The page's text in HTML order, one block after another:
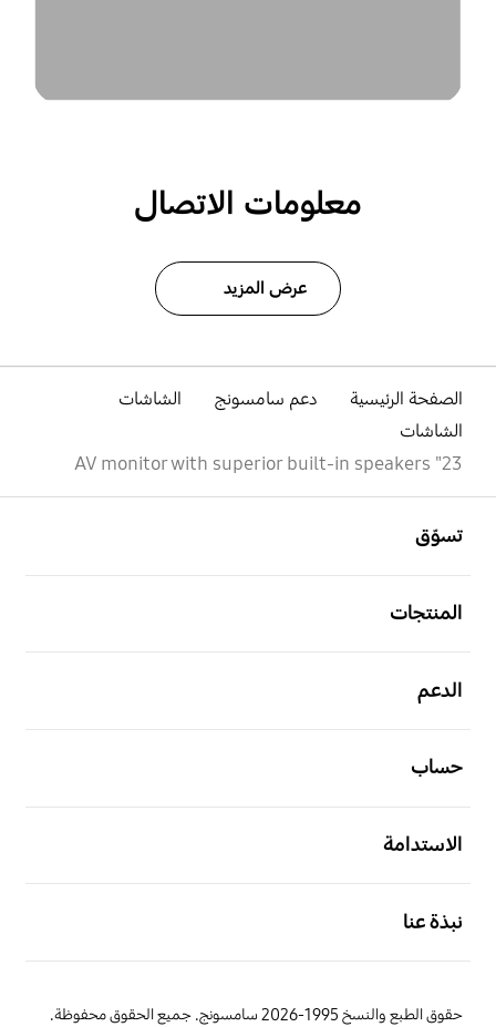
معلومات الاتصال
عرض المزيد
الصفحة الرئيسية دعم سامسونج
الشاشات
الشاشات
23" AV monitor with superior built-in speakers
تسوّق
المنتجات
الدعم
حساب
الاستدامة
نبذة عنا
حقوق الطبع والنسخ 1995-2026 سامسونج. جميع الحقوق محفوظة.